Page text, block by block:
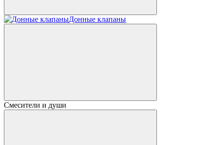
Донные клапаны
Смесители и души